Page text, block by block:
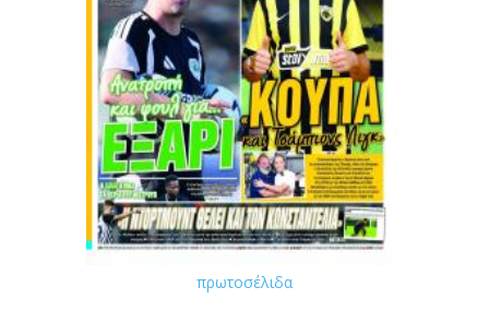
πρωτοσέλιδα